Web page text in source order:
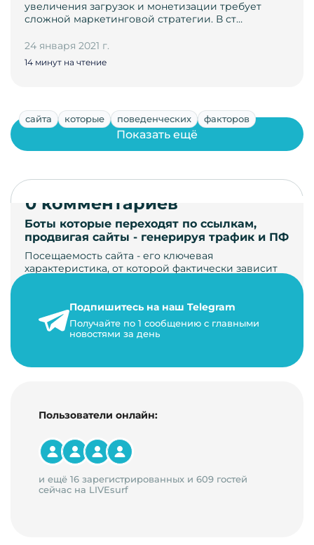
увеличения загрузок и монетизации требует
сложной маркетинговой стратегии. В ст…
24 января 2021 г.
14 минут на чтение
сайта которые поведенческих факторов
Боты которые переходят по ссылкам,
продвигая сайты - генерируя трафик и ПФ
Посещаемость сайта - его ключевая
характеристика, от которой фактически зависит
22 мая 2024 г.
9 минут на чтение
Показать ещё
0 комментариев
Подпишитесь на наш Telegram
Получайте по 1 сообщению с главными
новостями за день
Пользователи онлайн:
и ещё 16 зарегистрированных и 609 гостей
сейчас на LIVEsurf